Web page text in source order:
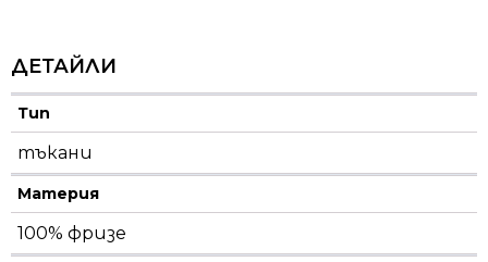
ДЕТАЙЛИ
Тип
тъкани
Материя
100% фризе